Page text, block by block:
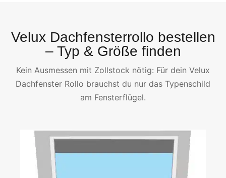
Velux Dachfensterrollo bestellen
– Typ & Größe finden
Kein Ausmessen mit Zollstock nötig: Für dein Velux
Dachfenster Rollo brauchst du nur das Typenschild
am Fensterflügel.